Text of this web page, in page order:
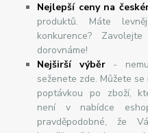
Nejlepší ceny na
produktů. Máte
konkurence?
dorovnáme!
Nejširšívýběr-
seženete zde. Můžete
poptávkou po zboží,
není v nabídce
pravděpodobné, že